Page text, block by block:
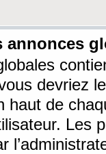
annonces
devriez
haut de
Les